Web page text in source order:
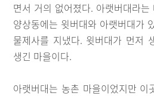
면서 거의 없어졌다. 아랫버대라
양상동에는 윗버대와 아랫버대가
물제사를 지냈다. 윗버대가 먼저
생긴 마을이다.
아랫버대는 농촌 마을이었지만 이